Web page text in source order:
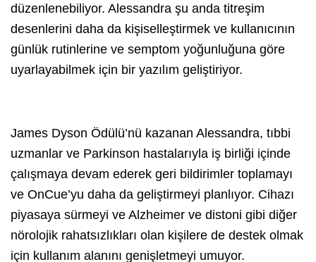
düzenlenebiliyor. Alessandra şu anda titreşim
desenlerini daha da kişiselleştirmek ve kullanıcının
günlük rutinlerine ve semptom yoğunluğuna göre
uyarlayabilmek için bir yazılım geliştiriyor.
James Dyson Ödülü’nü kazanan Alessandra, tıbbi
uzmanlar ve Parkinson hastalarıyla iş birliği içinde
çalışmaya devam ederek geri bildirimler toplamayı
ve OnCue’yu daha da geliştirmeyi planlıyor. Cihazı
piyasaya sürmeyi ve Alzheimer ve distoni gibi diğer
nörolojik rahatsızlıkları olan kişilere de destek olmak
için kullanım alanını genişletmeyi umuyor.